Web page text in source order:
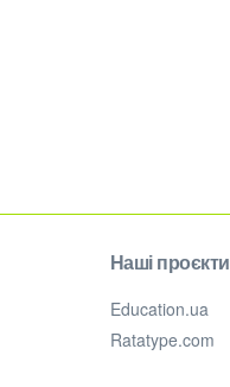
Наші проєкти
Education.ua
Ratatype.com